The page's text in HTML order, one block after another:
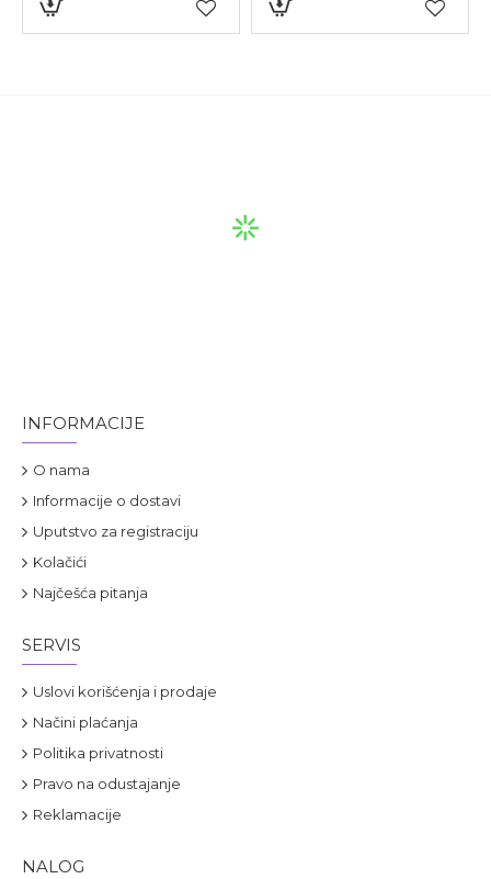
INFORMACIJE
O nama
Informacije o dostavi
Uputstvo za registraciju
Kolačići
Najčešća pitanja
SERVIS
Uslovi korišćenja i prodaje
Načini plaćanja
Politika privatnosti
Pravo na odustajanje
Reklamacije
NALOG